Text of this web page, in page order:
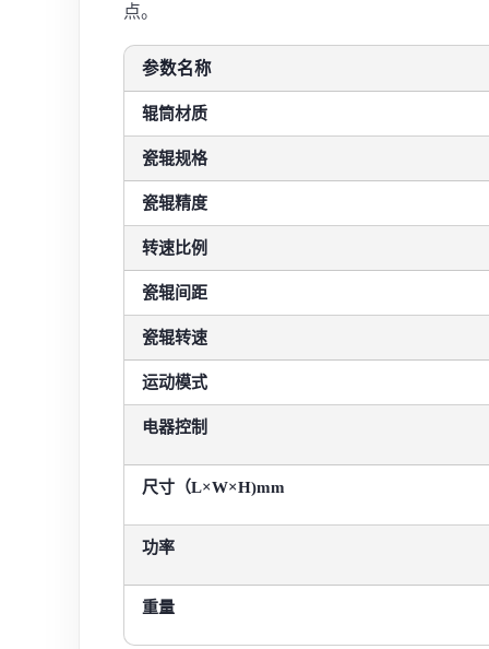
点。
参数名称
辊筒材质
瓷辊规格
瓷辊精度
转速比例
瓷辊间距
瓷辊转速
运动模式
电器控制
尺寸（L×W×H)mm
功率
重量